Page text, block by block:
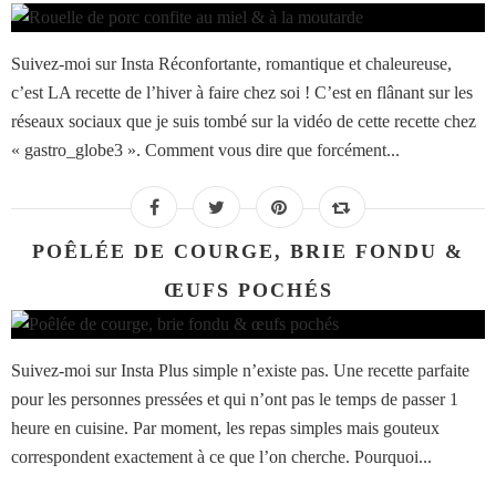
Suivez-moi sur Insta Réconfortante, romantique et chaleureuse,
c’est LA recette de l’hiver à faire chez soi ! C’est en flânant sur les
réseaux sociaux que je suis tombé sur la vidéo de cette recette chez
« gastro_globe3 ». Comment vous dire que forcément...
POÊLÉE DE COURGE, BRIE FONDU &
ŒUFS POCHÉS
Suivez-moi sur Insta Plus simple n’existe pas. Une recette parfaite
pour les personnes pressées et qui n’ont pas le temps de passer 1
heure en cuisine. Par moment, les repas simples mais gouteux
correspondent exactement à ce que l’on cherche. Pourquoi...